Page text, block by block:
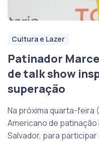
Cultura e Lazer
Patinador
de talk show
superação
Na próxima quarta-feira
Americano de
Salvador, para